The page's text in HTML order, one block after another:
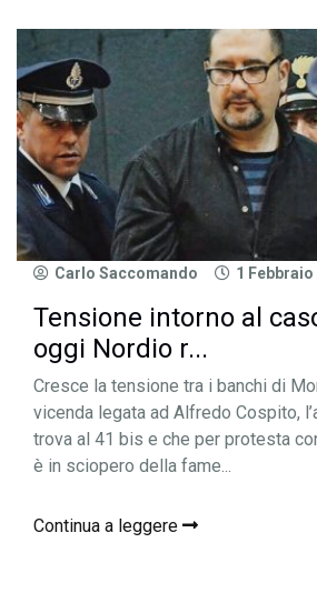
Carlo Saccomando 1 Febbraio
Tensione intorno al
oggi Nordio r...
Cresce la tensione tra i banchi di
vicenda legata ad Alfredo Cospito,
trova al 41 bis e che per protesta
è in sciopero della fame...
Continua a leggere